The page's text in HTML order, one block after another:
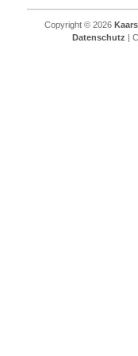
Copyright © 2026
Datenschutz |